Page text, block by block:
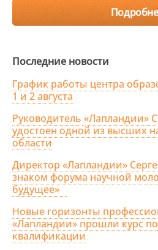
Последние новости
График работы центра
1 и 2 августа
Руководитель «Лапландии»
удостоен одной из высших
области
Директор «Лапландии»
знаком форума научной
будущее»
Новые горизонты
«Лапландии» прошли курс
квалификации